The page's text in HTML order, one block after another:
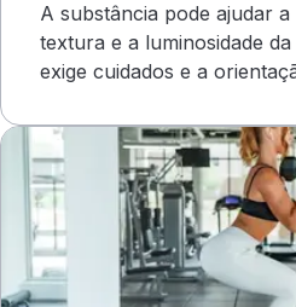
A substância pode ajudar
textura e a luminosidade
exige cuidados e a